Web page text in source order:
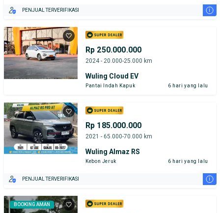
PENJUAL TERVERIFIKASI i
Rp 250.000.000
2024 - 20.000-25.000 km
Wuling Cloud EV
Pantai Indah Kapuk 6 hari yang lalu
Rp 185.000.000
2021 - 65.000-70.000 km
Wuling Almaz RS
Kebon Jeruk 6 hari yang lalu
PENJUAL TERVERIFIKASI i
BOOKING AMAN